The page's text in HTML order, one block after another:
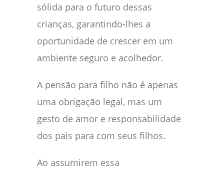
sólida para o futuro dessas
crianças, garantindo-lhes a
oportunidade de crescer em um
ambiente seguro e acolhedor.
A pensão para filho não é apenas
uma obrigação legal, mas um
gesto de amor e responsabilidade
dos pais para com seus filhos.
Ao assumirem essa